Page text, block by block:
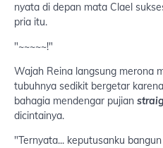
nyata di depan mata Clael
pria itu.
"~~~~~!"
Wajah Reina langsung merona
tubuhnya sedikit bergetar
bahagia mendengar pujian
dicintainya.
"Ternyata... keputusanku